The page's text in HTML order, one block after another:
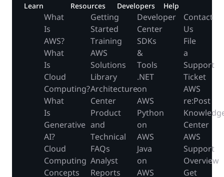
Learn
What
Is
AWS?
What
Is
Cloud
Computing?
What
Is
Generative
AI?
Cloud
Computing
Concepts
Resources
Getting
Started
Training
AWS
Solutions
Library
Architecture
Center
Product
and
Technical
FAQs
Analyst
Reports
Developers
Developer
Center
SDKs
&
Tools
.NET
on
AWS
Python
on
AWS
Java
on
AWS
Help
Contact
Us
File
a
Support
Ticket
AWS
re:Post
Center
AWS
Support
Overview
Get